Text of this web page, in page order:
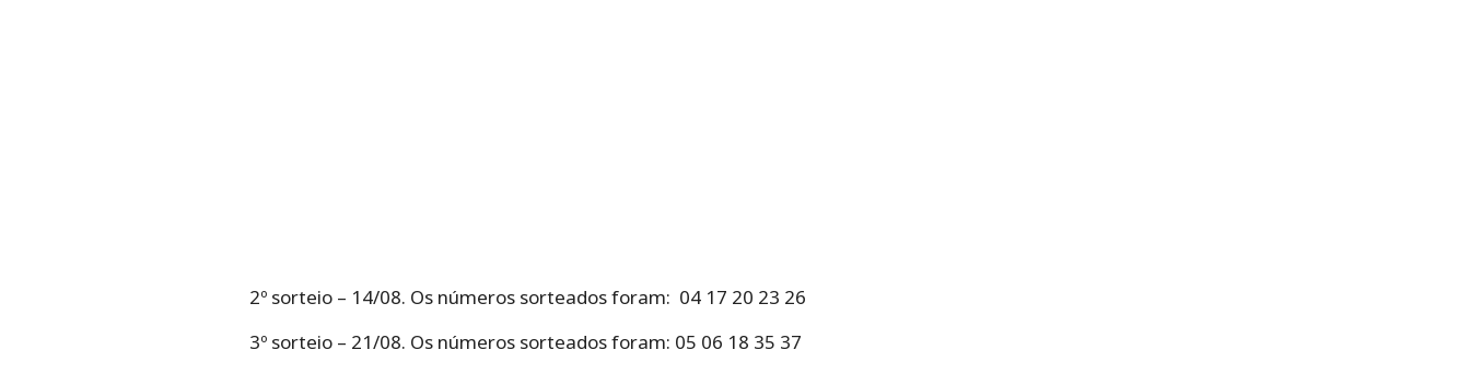
2º sorteio – 14/08. Os números sorteados foram: 04 17 20 23 26
3º sorteio – 21/08. Os números sorteados foram: 05 06 18 35 37